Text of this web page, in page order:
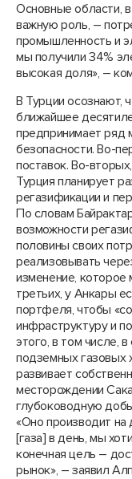
Основные области,
важную роль, –
промышленность и
мы получили 34%
высокая доля», –
В Турции осознают,
ближайшее
предпринимает ряд
безопасности. Во-
поставок. Во-
Турция планирует
регазификации и
По словам
возможности
половины своих
реализовывать
изменение,
третьих, у Анкары
портфеля, чтобы
инфраструктуру и
этого, в том числе,
подземных газовых
развивает
месторождении
глубоководную
«Оно производит
[газа] в день, мы
конечная цель –
рынок», – заявил